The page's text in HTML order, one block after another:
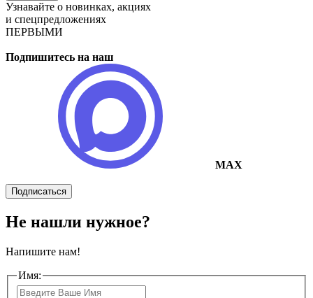
Узнавайте о новинках, акциях
и спецпредложениях
ПЕРВЫМИ
Подпишитесь на наш
MAX
Подписаться
Не нашли нужное?
Напишите нам!
Имя: